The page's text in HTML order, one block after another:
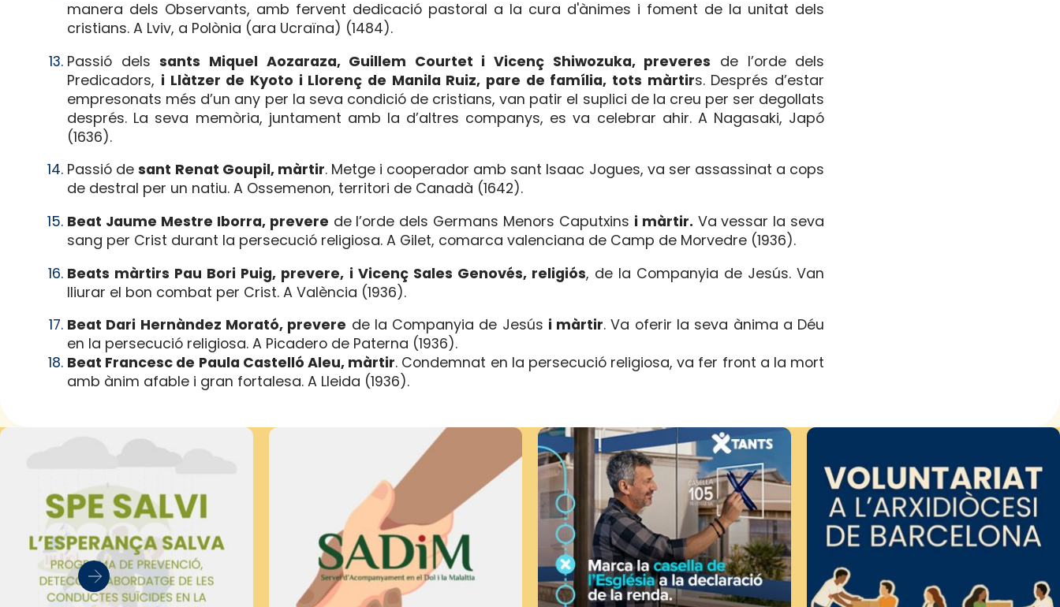
manera dels Observants, amb fervent dedicació pastoral a la cura d'ànimes i foment de la unitat dels
cristians. A Lviv, a Polònia (ara Ucraïna) (1484).
Passió delssants Miquel Aozaraza, Guillem Courtet i Vicenç Shiwozuka, preveres de l’orde dels
Predicadors, i Llàtzer de Kyoto i Llorenç de Manila Ruiz, pare de família, tots màrtirs. Després d’estar
empresonats més d’un any per la seva condició de cristians, van patir el suplici de la creu per ser degollats
després. La seva memòria, juntament amb la d’altres companys, es va celebrar ahir. A Nagasaki, Japó
(1636).
Passió desant Renat Goupil, màrtir. Metge i cooperador amb sant Isaac Jogues, va ser assassinat a cops
de destral per un natiu. A Ossemenon, territori de Canadà (1642).
Beat Jaume Mestre Iborra, prevere de l’orde dels Germans Menors Caputxins i màrtir. Va vessar la seva
sang per Crist durant la persecució religiosa. A Gilet, comarca valenciana de Camp de Morvedre (1936).
Beats màrtirs Pau Bori Puig, prevere, i Vicenç Sales Genovés, religiós, de la Companyia de Jesús. Van
lliurar el bon combat per Crist. A València (1936).
Beat Dari Hernàndez Morató, prevere de la Companyia de Jesús i màrtir. Va oferir la seva ànima a Déu
en la persecució religiosa. A Picadero de Paterna (1936).
Beat Francesc de Paula Castelló Aleu, màrtir. Condemnat en la persecució religiosa, va fer front a la mort
amb ànim afable i gran fortalesa. A Lleida (1936).